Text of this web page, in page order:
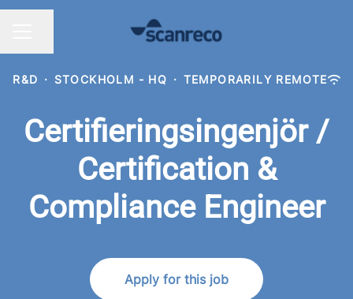
R&D · STOCKHOLM - HQ · TEMPORARILY REMOTE
Certifieringsingenjör /
Certification &
Compliance Engineer
Apply for this job